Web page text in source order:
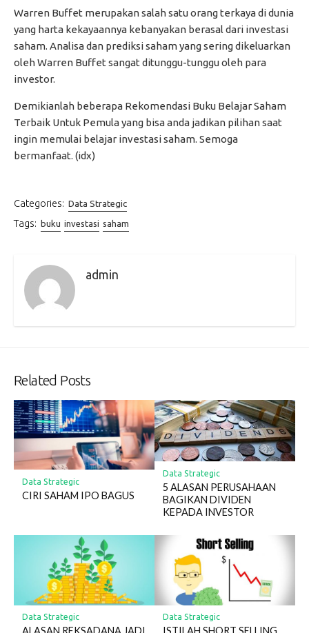
Warren Buffet merupakan salah satu orang terkaya di dunia
yang harta kekayaannya kebanyakan berasal dari investasi
saham. Analisa dan prediksi saham yang sering dikeluarkan
oleh Warren Buffet sangat ditunggu-tunggu oleh para
investor.
Demikianlah beberapa Rekomendasi Buku Belajar Saham
Terbaik Untuk Pemula yang bisa anda jadikan pilihan saat
ingin memulai belajar investasi saham. Semoga
bermanfaat. (idx)
Categories: Data Strategic
Tags: buku investasi saham
admin
Related Posts
Data Strategic
CIRI SAHAM IPO BAGUS
Data Strategic
5 ALASAN PERUSAHAAN
BAGIKAN DIVIDEN
KEPADA INVESTOR
Data Strategic Data Strategic